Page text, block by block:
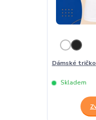
Dámské
Skladem